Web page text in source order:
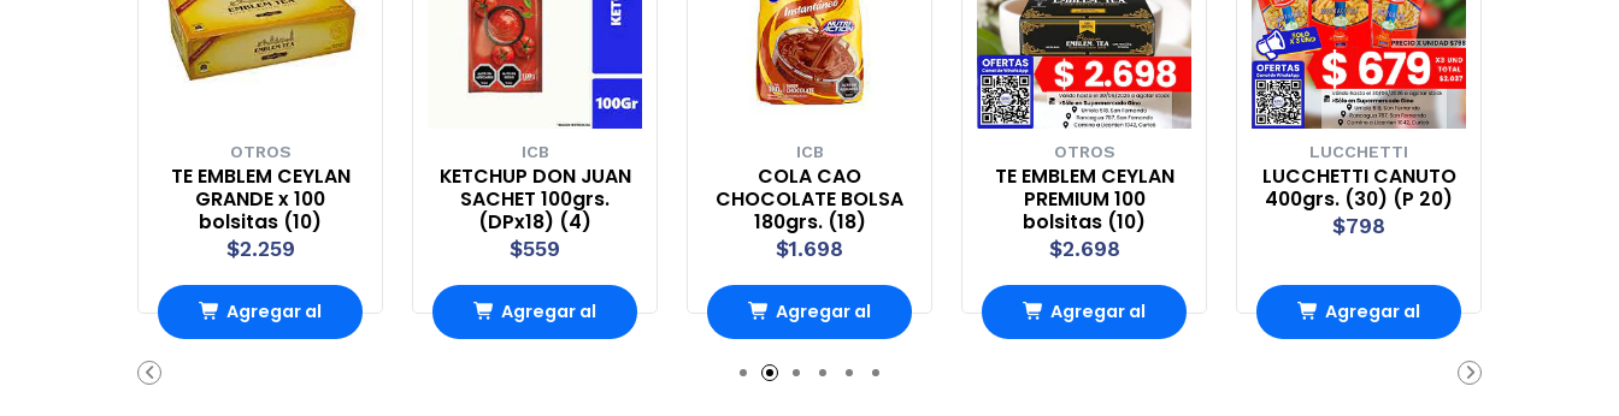
OTROS
TE EMBLEM CEYLAN
GRANDE x 100
bolsitas (10)
$2.259
Agregar al
ICB
KETCHUP DON JUAN
SACHET 100grs.
(DPx18) (4)
$559
Agregar al
ICB
COLA CAO
CHOCOLATE BOLSA
180grs. (18)
$1.698
Agregar al
Carro
OTROS
TE EMBLEM CEYLAN
PREMIUM 100
bolsitas (10)
$2.698
Agregar al
LUCCHETTI
LUCCHETTI CANUTO
400grs. (30) (P 20)
$798
Agregar al